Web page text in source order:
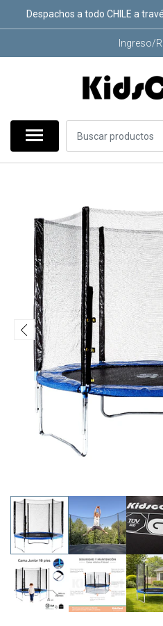
Despachos a todo CHILE a
Ingreso/